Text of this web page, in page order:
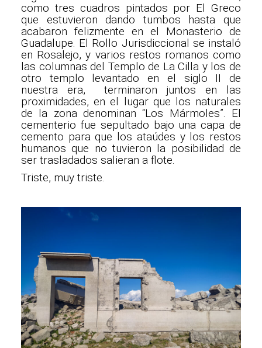
como tres cuadros pintados por El Greco
que estuvieron dando tumbos hasta que
acabaron felizmente en el Monasterio de
Guadalupe. El Rollo Jurisdiccional se instaló
en Rosalejo, y varios restos romanos como
las columnas del Templo de La Cilla y los de
otro templo levantado en el siglo II de
nuestra era, terminaron juntos en las
proximidades, en el lugar que los naturales
de la zona denominan “Los Mármoles”. El
cementerio fue sepultado bajo una capa de
cemento para que los ataúdes y los restos
humanos que no tuvieron la posibilidad de
ser trasladados salieran a flote.
Triste, muy triste.